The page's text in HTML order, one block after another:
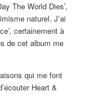
The World Dies’,
naturel. J’ai
certainement à
de cet album me
qui me font
Heart &